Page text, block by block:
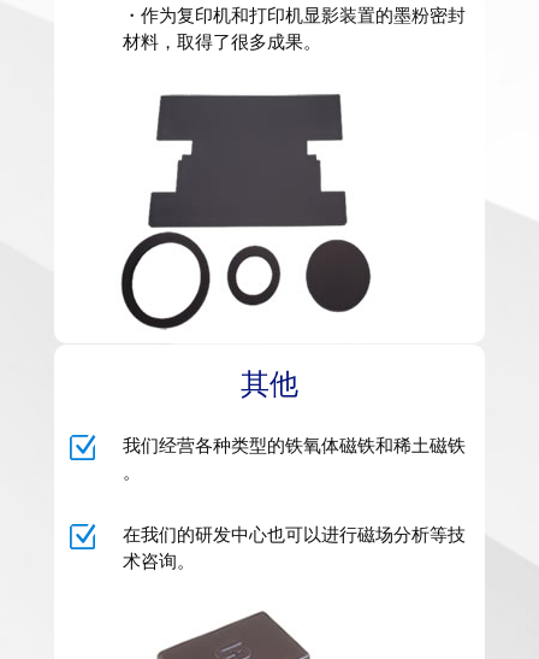
・作为复印机和打印机显影装置的墨粉密封
材料，取得了很多成果。
其他
Z
我们经营各种类型的铁氧体磁铁和稀土磁铁​​
。
Z
在我们的研发中心也可以进行磁场分析等技
术咨询。